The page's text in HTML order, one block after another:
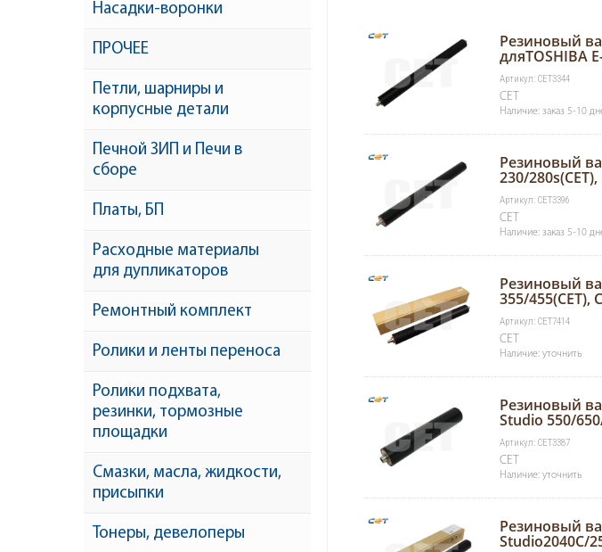
Резиновый
дляTOSHIBA
Артикул: CET3344
CET
Наличие: заказ 5-10
Резиновый
230/280s(CET),
Артикул: CET3396
CET
Наличие: заказ 5-10
Резиновый
355/455(CET),
Артикул: CET7414
CET
Наличие: уточнить
Резиновый
Studio 550/
Артикул: CET3387
CET
Наличие: уточнить
Резиновый
Studio2040C/
Насадки-воронки
ПРОЧЕЕ
Петли, шарниры и
корпусные детали
Печной ЗИП и Печи в
сборе
Платы, БП
Расходные материалы
для дупликаторов
Ремонтный комплект
Ролики и ленты переноса
Ролики подхвата,
резинки, тормозные
площадки
Смазки, масла, жидкости,
присыпки
Тонеры, девелоперы